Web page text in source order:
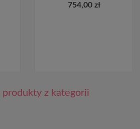
754,00 zł
z kategorii